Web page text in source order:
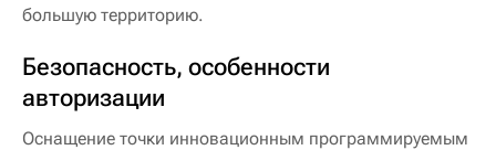
большую территорию.
Безопасность, особенности
авторизации
Оснащение точки инновационным программируемым